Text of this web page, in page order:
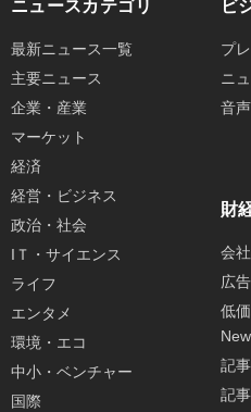
ニュースカテゴリ
最新ニュース一覧
主要ニュース
企業・産業
マーケット
経済
経営・ビジネス
政治・社会
IＴ・サイエンス
ライフ
エンタメ
環境・エコ
中小・ベンチャー
国際
ビ
プ
ニ
音
財
会
広
低
記
記